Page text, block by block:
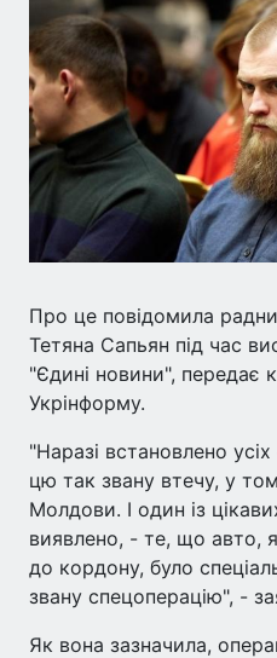
Про це повідомила
Тетяна Сапьян під час
"Єдині новини", передає
Укрінформу.
"Наразі встановлено усіх
цю так звану втечу, у
Молдови. І один із
виявлено, - те, що авто,
до кордону, було
звану спецоперацію", -
Як вона зазначила,